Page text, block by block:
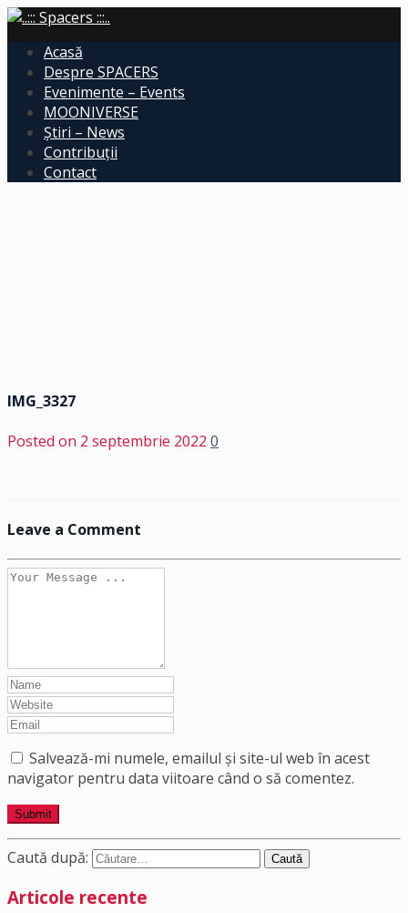
Acasă
Despre SPACERS
Evenimente – Events
MOONIVERSE
Știri – News
Contribuții
Contact
IMG_3327
Posted on 2 septembrie 2022 0
Leave a Comment
Salvează-mi numele, emailul și site-ul web în acest
navigator pentru data viitoare când o să comentez.
Caută după:
Articole recente